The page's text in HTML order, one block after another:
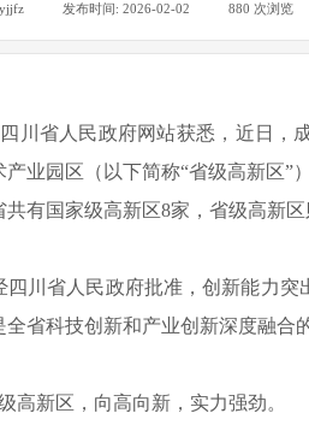
发布时间: 2026-02-02 880 次浏览
川省人民政府网站获悉，近日
业园区（以下简称“省级高新区
有国家级高新区8家，省级高新
四川省人民政府批准，创新能力
省科技创新和产业创新深度融合
高新区，向高向新，实力强劲。